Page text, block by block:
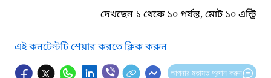
দেখছেন ১ থেকে ১০ পর্যন্ত, মোট ১০ এন্ট্রি
এই কনটেন্টটি শেয়ার করতে ক্লিক করুন
আপনার মতামত প্রদান করুন